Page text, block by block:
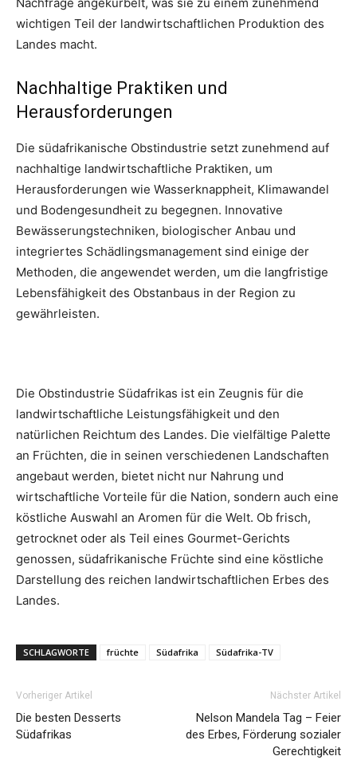
wichtigen Teil der landwirtschaftlichen Produktion des
Landes macht.
Nachhaltige Praktiken und
Herausforderungen
Die südafrikanische Obstindustrie setzt zunehmend auf
nachhaltige landwirtschaftliche Praktiken, um
Herausforderungen wie Wasserknappheit, Klimawandel
und Bodengesundheit zu begegnen. Innovative
Bewässerungstechniken, biologischer Anbau und
integriertes Schädlingsmanagement sind einige der
Methoden, die angewendet werden, um die langfristige
Lebensfähigkeit des Obstanbaus in der Region zu
gewährleisten.
Die Obstindustrie Südafrikas ist ein Zeugnis für die
landwirtschaftliche Leistungsfähigkeit und den
natürlichen Reichtum des Landes. Die vielfältige Palette
an Früchten, die in seinen verschiedenen Landschaften
angebaut werden, bietet nicht nur Nahrung und
wirtschaftliche Vorteile für die Nation, sondern auch eine
köstliche Auswahl an Aromen für die Welt. Ob frisch,
getrocknet oder als Teil eines Gourmet-Gerichts
genossen, südafrikanische Früchte sind eine köstliche
Darstellung des reichen landwirtschaftlichen Erbes des
Landes.
SCHLAGWORTE früchte Südafrika Südafrika-TV
Vorheriger Artikel
Die besten Desserts
Südafrikas
Nächster Artikel
Nelson Mandela Tag – Feier
des Erbes, Förderung sozialer
Gerechtigkeit